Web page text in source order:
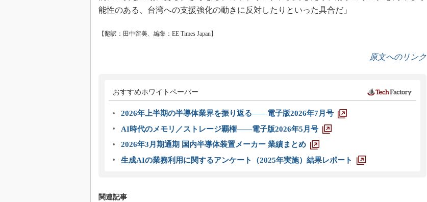
能性のある、台湾への支援強化の動きに反対したりといった具合だ」
【翻訳：田中留美、編集：EE Times Japan】
原文へのリンク
おすすめホワイトペーパー
2026年上半期の半導体業界を振り返る――電子版2026年7月号
AI時代のメモリ／ストレージ覇権――電子版2026年5月号
2026年3月期通期 国内半導体装置メーカー 業績まとめ
生成AIの業務利用に関するアンケート（2025年実施）結果レポート
関連記事